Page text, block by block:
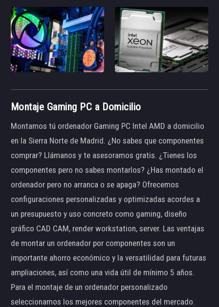
Montaje Gaming PC a Domicilio
Montamos tú ordenador Gaming PC Intel AMD a domicilio
en la Sierra Norte de Madrid. ¿No sabes que componentes
comprar? Llámanos y te asesoramos gratis. ¿Tienes los
componentes pero no sabes montarlos? ¿Has montado el
ordenador pero no arranca o se apaga? Ofrecemos
configuraciones personalizadas y optimizadas acordes a
un presupuesto y uso concreto como gaming, diseño
gráfico CAD CAM, render workstation, server. Las ventajas
de montar un ordenador por componentes son un
importante ahorro económico y la versatilidad para futuras
ampliaciones, así como una vida útil de mínimo 5 años.
Para el montaje de un ordenador personalizado
seleccionamos los mejores componentes del mercado.